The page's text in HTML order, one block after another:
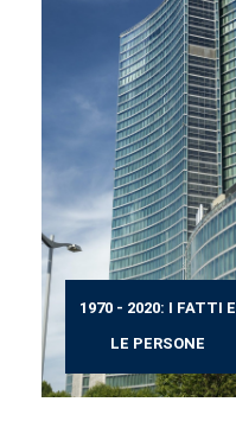
1970 - 2020: I FATTI E
LE PERSONE